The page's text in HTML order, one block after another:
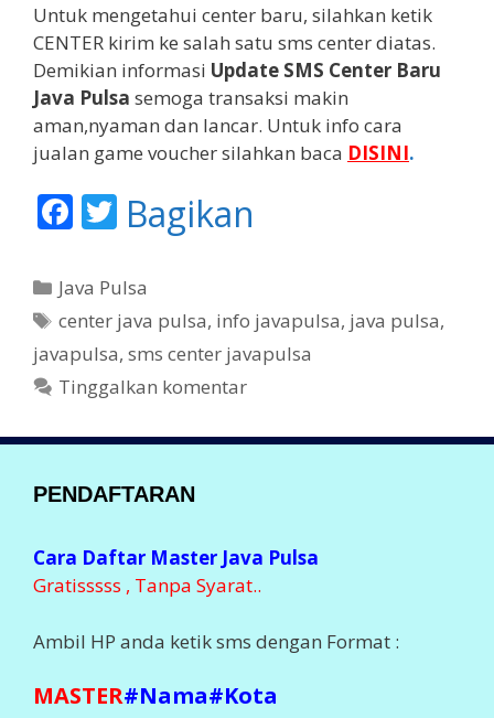
Untuk mengetahui center baru, silahkan ketik
CENTER kirim ke salah satu sms center diatas.
Demikian informasi Update SMS Center Baru
Java Pulsa semoga transaksi makin
aman,nyaman dan lancar. Untuk info cara
jualan game voucher silahkan baca DISINI.
F
e
b
o
o
T
itt
er
Bagikan
K
a
e
g
r
Java Pulsa
T
a
center java pulsa, info javapulsa, java pulsa,
javapulsa, sms center javapulsa
Tinggalkan komentar
PENDAFTARAN
Cara Daftar Master Java Pulsa
Gratisssss , Tanpa Syarat..
Ambil HP anda ketik sms dengan Format :
MASTER#Nama#Kota